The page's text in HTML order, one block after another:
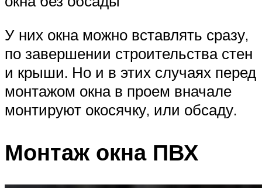
У них окна можно вставлять сразу,
по завершении строительства стен
и крыши. Но и в этих случаях перед
монтажом окна в проем вначале
монтируют окосячку, или обсаду.
Монтаж окна ПВХ